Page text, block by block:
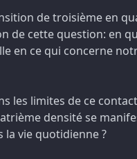
de troisième en
de cette question: en
en ce qui concerne
les limites de ce
densité se
la vie quotidienne ?